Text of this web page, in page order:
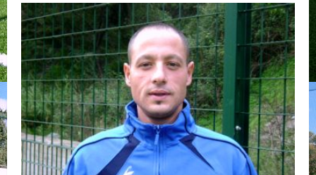
Francavilla
manca
il
gol
della
vittoria,
poi
viene
punito
dall’Alì
Terme
al
90′.